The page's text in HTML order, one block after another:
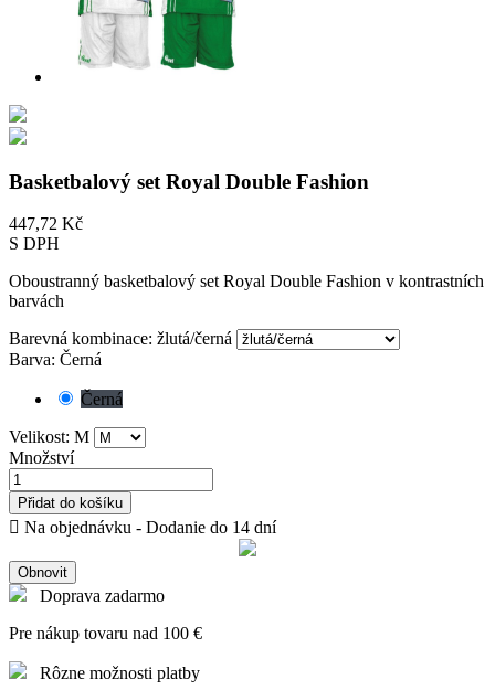
Basketbalový set Royal Double Fashion
447,72 Kč
S DPH
Oboustranný basketbalový set Royal Double Fashion v kontrastních
barvách
Barevná kombinace: žlutá/černá
Barva: Černá
Černá
Velikost: M
Množství
Přidat do košíku
 Na objednávku - Dodanie do 14 dní
Doprava zadarmo
Pre nákup tovaru nad 100 €
Rôzne možnosti platby